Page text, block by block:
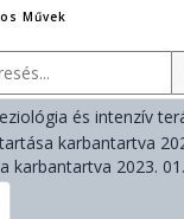
Művek
és intenzív
karbantartva
karbantartva 2023.